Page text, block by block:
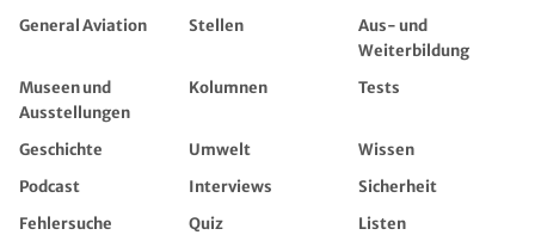
General Aviation
Stellen
Aus- und
Weiterbildung
Museen und
Ausstellungen
Kolumnen Tests
Geschichte Umwelt
Wissen
Podcast
Interviews
Sicherheit
Fehlersuche
Quiz
Listen